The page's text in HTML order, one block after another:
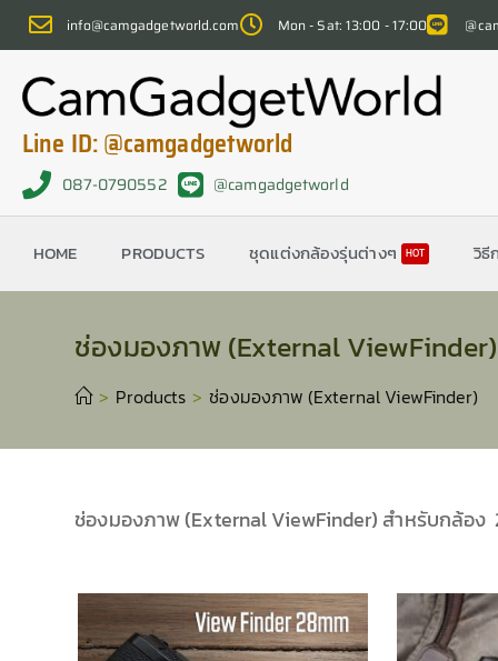
info@camgadgetworld.com Mon - Sat: 13:00 - 17:00
Line ID: @camgadgetworld
087-0790552 @camgadgetworld
HOME PRODUCTS ชุดแต่งกล้องรุ่นต่างๆ HOT วิธี
ช่องมองภาพ (External ViewFinder)
> Products > ช่องมองภาพ (External ViewFinder)
ช่องมองภาพ (External ViewFinder) สำหรับกล้อ